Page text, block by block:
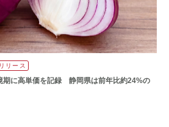
リース
期に高単価を記録 静岡県は前年比約24%の